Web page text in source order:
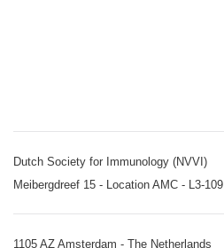
Dutch Society for Immunology (NVVI)
Meibergdreef 15 - Location AMC - L3-109
1105 AZ Amsterdam - The Netherlands